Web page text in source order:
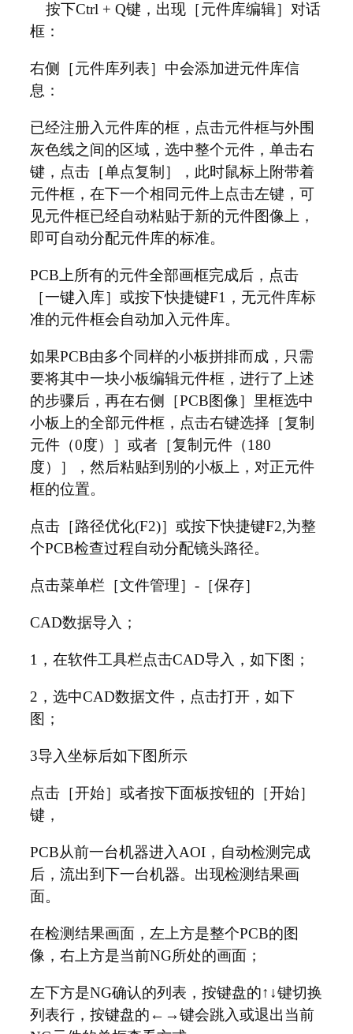
按下Ctrl + Q键，出现［元件库编辑］对话
框：
右侧［元件库列表］中会添加进元件库信
息：
已经注册入元件库的框，点击元件框与外围
灰色线之间的区域，选中整个元件，单击右
键，点击［单点复制］，此时鼠标上附带着
元件框，在下一个相同元件上点击左键，可
见元件框已经自动粘贴于新的元件图像上，
即可自动分配元件库的标准。
PCB上所有的元件全部画框完成后，点击
［一键入库］或按下快捷键F1，无元件库标
准的元件框会自动加入元件库。
如果PCB由多个同样的小板拼排而成，只需
要将其中一块小板编辑元件框，进行了上述
的步骤后，再在右侧［PCB图像］里框选中
小板上的全部元件框，点击右键选择［复制
元件（0度）］或者［复制元件（180
度）］，然后粘贴到别的小板上，对正元件
框的位置。
点击［路径优化(F2)］或按下快捷键F2,为整
个PCB检查过程自动分配镜头路径。
点击菜单栏［文件管理］-［保存］
CAD数据导入；
1，在软件工具栏点击CAD导入，如下图；
2，选中CAD数据文件，点击打开，如下
图；
3导入坐标后如下图所示
点击［开始］或者按下面板按钮的［开始］
键，
PCB从前一台机器进入AOI，自动检测完成
后，流出到下一台机器。出现检测结果画
面。
在检测结果画面，左上方是整个PCB的图
像，右上方是当前NG所处的画面；
左下方是NG确认的列表，按键盘的↑↓键切换
列表行，按键盘的←→键会跳入或退出当前